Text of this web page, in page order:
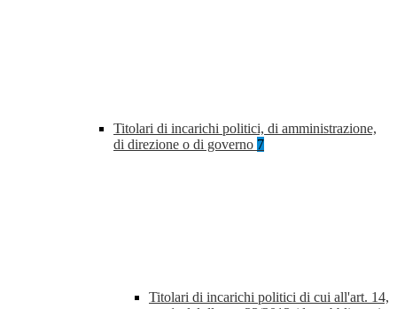
Titolari di incarichi politici, di amministrazione,
di direzione o di governo 7
Titolari di incarichi politici di cui all'art. 14,